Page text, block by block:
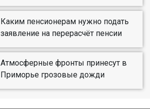
Каким пенсионерам нужно подать
заявление на перерасчёт пенсии
Атмосферные фронты принесут в
Приморье грозовые дожди